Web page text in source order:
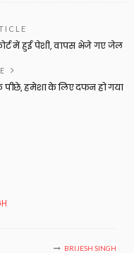
में हुई पेशी, वापस भेजे गए जेल
हमेशा के लिए दफन हो गया
BRIJESH SINGH